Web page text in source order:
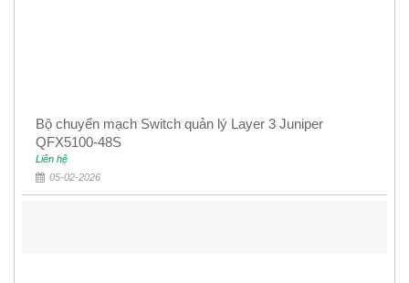
Bộ chuyển mạch Switch quản lý Layer 3 Juniper
QFX5100-48S
Liên hệ
05-02-2026